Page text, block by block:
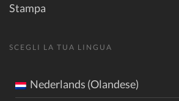
Stampa
SCEGLI LA TUA LINGUA
Nederlands (Olandese)